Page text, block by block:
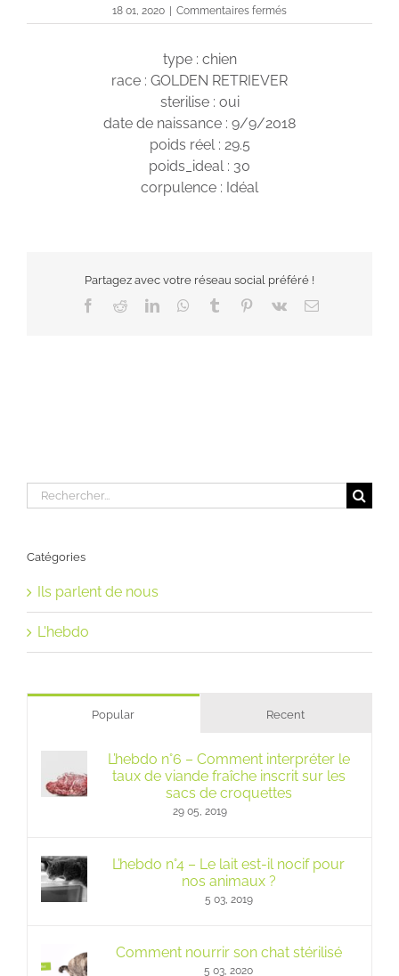
18 01, 2020 Commentaires ferméssur
O’moon
type : chien
race : GOLDEN RETRIEVER
sterilise : oui
date de naissance : 9/9/2018
poids réel : 29.5
poids_ideal : 30
corpulence : Idéal
Partagez avec votre réseau social préféré !
Facebook
RedditLinkedInWhatsApp
Tumblr Pinterest
Vk Email
Rechercher:
Catégories
Ils parlent de nous
L'hebdo
Popular Recent
L’hebdo n°6 – Comment interpréter le
taux de viande fraîche inscrit sur les
sacs de croquettes
29 05, 2019
L’hebdo n°4 – Le lait est-il nocif pour
nos animaux ?
5 03, 2019
Comment nourrir son chat stérilisé
5 03, 2020